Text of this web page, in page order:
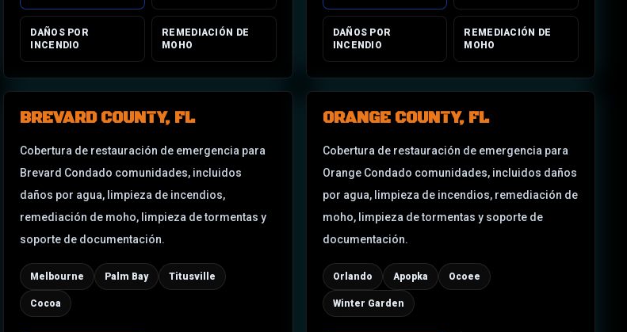
DAÑOS POR
INCENDIO
REMEDIACIÓN DE
MOHO
DAÑOS POR
INCENDIO
REMEDIACIÓN DE
MOHO
BREVARD COUNTY, FL
Cobertura de restauración de emergencia para
Brevard Condado comunidades, incluidos
daños por agua, limpieza de incendios,
remediación de moho, limpieza de tormentas y
soporte de documentación.
Melbourne Palm Bay Titusville
Cocoa
ORANGE COUNTY, FL
Cobertura de restauración de emergencia para
Orange Condado comunidades, incluidos daños
por agua, limpieza de incendios, remediación de
moho, limpieza de tormentas y soporte de
documentación.
Orlando Apopka Ocoee
Winter Garden